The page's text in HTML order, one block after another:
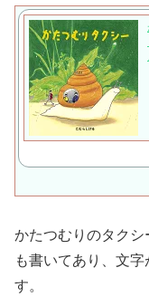
かたつむりのタク
も書いてあり、文
す。